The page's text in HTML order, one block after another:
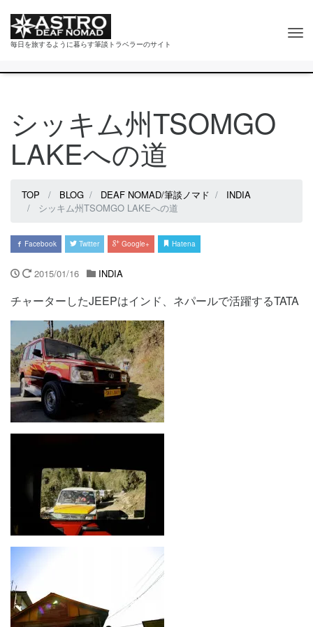
毎日を旅するように暮らす筆談トラベラーのサイト
シッキム州TSOMGO
LAKEへの道
TOP BLOG DEAF NOMAD/筆談ノマド
INDIA
シッキム州TSOMGO LAKEへの道
Facebook Twitter Google+ Hatena
2015/01/16 INDIA
チャーターしたJEEPはインド、ネパールで活躍するTATA